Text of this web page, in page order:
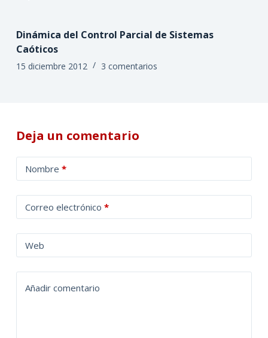
Dinámica del Control Parcial de Sistemas
Caóticos
15 diciembre 2012 3 comentarios
Deja un comentario
Nombre *
Correo electrónico *
Web
Añadir comentario
l
t
a
t